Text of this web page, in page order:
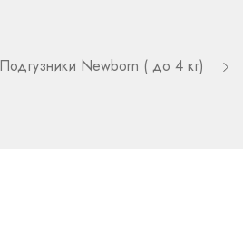
Подгузники Newborn ( до 4 кг)